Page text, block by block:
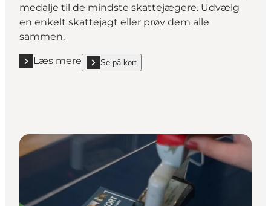
medalje til de mindste skattejægere. Udvælg
en enkelt skattejagt eller prøv dem alle
sammen.
Læs mere
Læs mere "Find de 7 skatte i Kystlandet"
Se på kort
show Find de 7 skatte i Kystlandet on_map